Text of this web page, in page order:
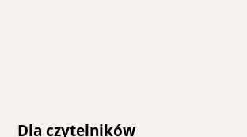
Dla czytelników